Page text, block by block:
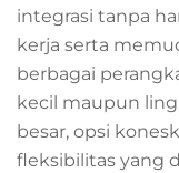
integrasi tanpa
kerja serta
berbagai
kecil maupun
besar, opsi
fleksibilitas yang